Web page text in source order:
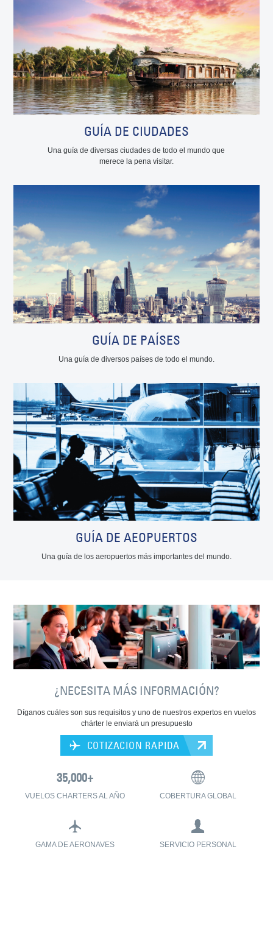
GUÍA DE CIUDADES
Una guía de diversas ciudades de todo el mundo que
merece la pena visitar.
GUÍA DE PAÍSES
Una guía de diversos países de todo el mundo.
GUÍA DE AEOPUERTOS
Una guía de los aeropuertos más importantes del mundo.
¿NECESITA MÁS INFORMACIÓN?
Díganos cuáles son sus requisitos y uno de nuestros expertos en vuelos
chárter le enviará un presupuesto
COTIZACION RAPIDA
VUELOS CHARTERS AL AÑO COBERTURA GLOBAL
GAMA DE AERONAVES SERVICIO PERSONAL